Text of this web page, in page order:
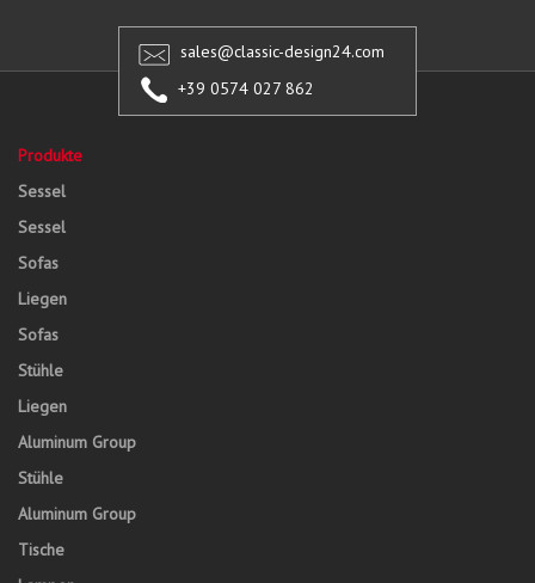
sales@classic-design24.com
+39 0574 027 862
Produkte
Sessel
Sessel
Sofas
Liegen
Sofas
Stühle
Liegen
Aluminum Group
Stühle
Aluminum Group
Tische